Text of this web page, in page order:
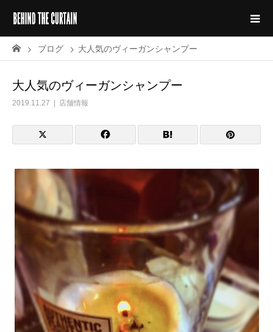
ブログ 大人気のヴィーガンシャンプー
大人気のヴィーガンシャンプー
2019.11.27 店舗情報